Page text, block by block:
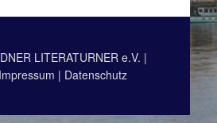
LITERATURNER e.V. |
Impressum | Datenschutz